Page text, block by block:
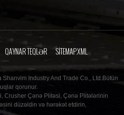
QAYNAR TEQLƏR SITEMAP.XML
Industry And Trade Co., Ltd.Bütün
qorunur.
, Crusher Çənə Plitəsi, Çənə Plitələrinin
düzəldin və hərəkət etdirin,